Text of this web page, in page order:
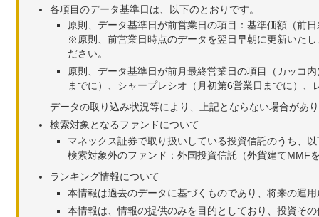
各項目のデータ基準日は、以下のとおりです。
原則、データ基準日が前営業日の項目：基準価額（前
※原則、前営業日時点のデータを翌日早朝に更新いた
ださい。
原則、データ基準日が前月最終営業日の項目（カッコ
までに）、シャープレシオ（月初第6営業日までに）
データの取り込み状況等により、上記とならない場合があ
検索対象となるファンドについて
マネックス証券で取り扱いしている投資信託のうち、
検索対象外のファンド：外国投資信託（外貨建てMMF
ランキング情報について
本情報は過去のデータに基づくものであり、将来の運
本情報は、情報の提供のみを目的としており、投資そ